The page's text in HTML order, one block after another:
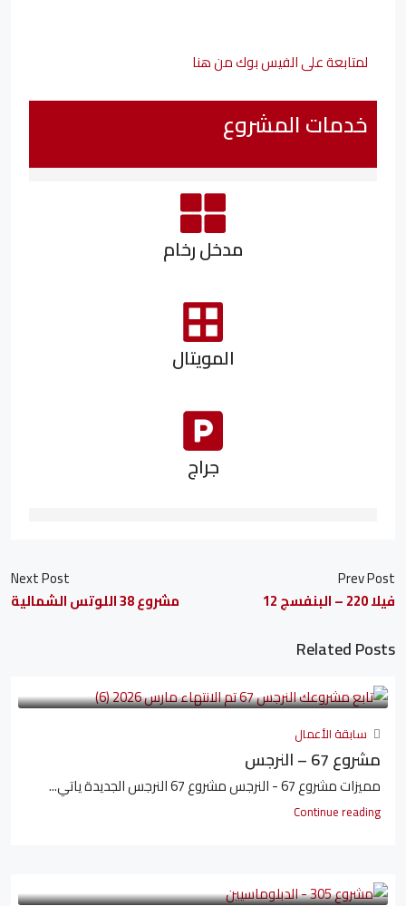
لمتابعة على الفيس بوك من هنا
خدمات المشروع
مدخل رخام
المويتال
جراج
Prev Post
فيلا 220 – البنفسج 12
Next Post
مشروع 38 اللوتس الشمالية
Related Posts
سابقة الأعمال
مشروع 67 – النرجس
مميزات مشروع 67 - النرجس مشروع 67 النرجس الجديدة ياتي...
Continue reading